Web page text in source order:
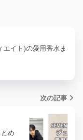
エイト)の愛用香水ま
次の記事
め